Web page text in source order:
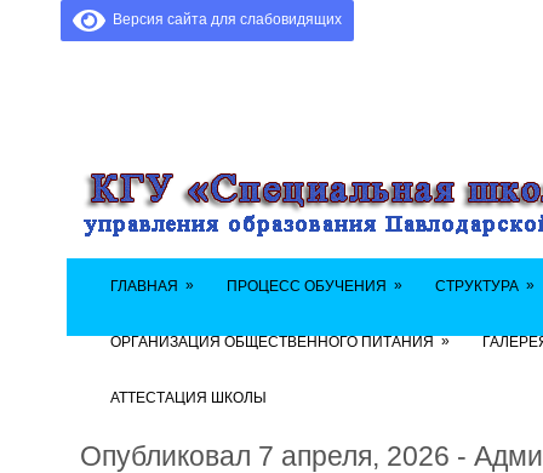
Версия сайта для слабовидящих
ГЛАВНАЯ » ПРОЦЕСС ОБУЧЕНИЯ » СТРУКТУРА »
ОРГАНИЗАЦИЯ ОБЩЕСТВЕННОГО ПИТАНИЯ »
АТТЕСТАЦИЯ ШКОЛЫ
Опубликовал 7 апреля, 2026 -